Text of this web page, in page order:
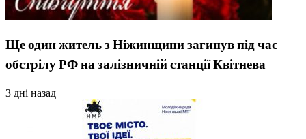
Ще один житель з Ніжинщини загинув під час
обстрілу РФ на залізничній станції Квітнева
3 дні назад